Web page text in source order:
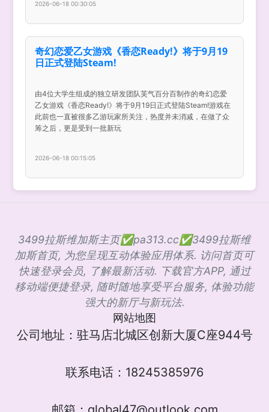
2026-06-18 00:30:05
奇幻恋爱乙女游戏《香恋Ready!》将于9月19
日正式登陆Steam!
由4位大学生组成的独立研发团队芙气百分百制作的奇幻恋爱
乙女游戏《香恋Ready!》将于9月19日正式登陆Steam!游戏在
此前也一直被很多乙游玩家所关注，热度并未消减，在做了众
筹之后，更是受到一批新玩
2026-06-18 00:15:05
3499拉斯维加斯主页✅pa313.cc✅3499拉斯维
加斯首页, 为您呈现互动体验应用体系. 访问首页可
快速登录会员, 了解最新活动. 下载官方APP, 通过
移动端便捷登录, 随时随地享受平台服务, 体验功能
强大的新厅与新玩法.
网站地图
公司地址：驻马店北城区创新大厦C座944号
联系电话：18245385976